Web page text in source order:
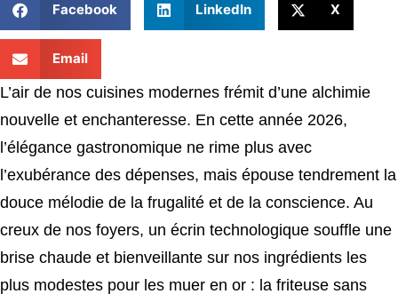
Facebook LinkedIn X
Email
L’air de nos cuisines modernes frémit d’une alchimie
nouvelle et enchanteresse. En cette année 2026,
l’élégance gastronomique ne rime plus avec
l’exubérance des dépenses, mais épouse tendrement la
douce mélodie de la frugalité et de la conscience. Au
creux de nos foyers, un écrin technologique souffle une
brise chaude et bienveillante sur nos ingrédients les
plus modestes pour les muer en or : la friteuse sans